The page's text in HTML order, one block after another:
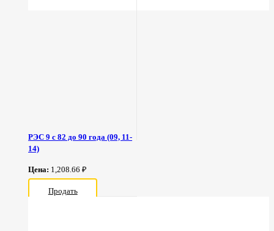
РЭС 9 с 82 до 90 года (09, 11-
14)
Цена: 1,208.66 ₽
Продать